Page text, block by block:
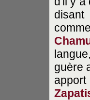
disant
guère